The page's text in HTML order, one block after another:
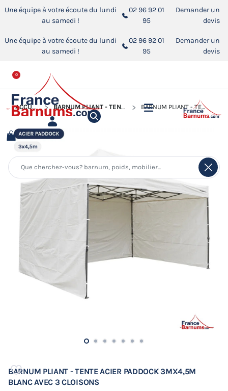
Une équipe à votre écoute du lundi
au samedi !
02 96 92 01
95
Demander un
devis
Une équipe à votre écoute du lundi
au samedi !
02 96 92 01
95
Demander un
devis
0
ACCUEIL BARNUM PLIANT - TENTE ACIER PADDOCK BARNUM PLIANT - TENTE ACIER PADDOCK 3MX4,5M BLANC AVEC 3 CLOISONS
BARNUM PLIANT - TENTE ACIER PADDOCK 3MX4,5M
BLANC AVEC 3 CLOISONS